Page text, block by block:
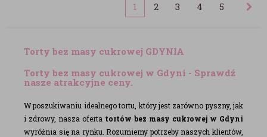
1 2 3 4 5
Torty bez masy cukrowej GDYNIA
Torty bez masy cukrowej w Gdyni - Sprawdź
nasze atrakcyjne ceny.
W poszukiwaniu idealnego tortu, który jest zarówno pyszny, jak
i zdrowy, nasza oferta tortów bez masy cukrowej w Gdyni
wyróżnia się na rynku. Rozumiemy potrzeby naszych klientów,